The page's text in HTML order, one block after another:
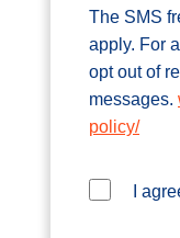
The SMS
apply. For
opt out of
messages.
policy/
I